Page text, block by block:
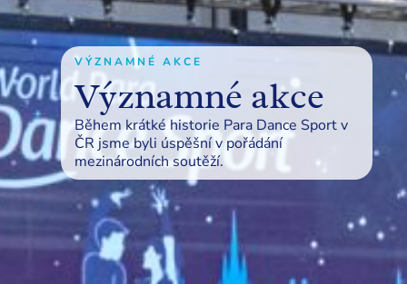
VÝZNAMNÉ AKCE
Významné akce
Během krátké historie Para Dance Sport v
ČR jsme byli úspěšní v pořádání
mezinárodních soutěží.